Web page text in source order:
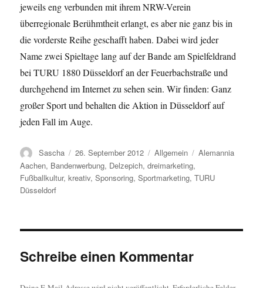
jeweils eng verbunden mit ihrem NRW-Verein
überregionale Berühmtheit erlangt, es aber nie ganz bis in
die vorderste Reihe geschafft haben. Dabei wird jeder
Name zwei Spieltage lang auf der Bande am Spielfeldrand
bei TURU 1880 Düsseldorf an der Feuerbachstraße und
durchgehend im Internet zu sehen sein. Wir finden: Ganz
großer Sport und behalten die Aktion in Düsseldorf auf
jeden Fall im Auge.
Autor
Sascha
Veröffentlicht
am
26. September 2012 Kategorien
Allgemein Schlagwörter
Alemannia
Aachen, Bandenwerbung, Delzepich,dreimarketing,
Fußballkultur,kreativ,Sponsoring,Sportmarketing,TURU
Düsseldorf
Schreibe einen Kommentar